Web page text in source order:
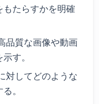
もたらすかを明確
品質な画像や動画
す。
対してどのような
。